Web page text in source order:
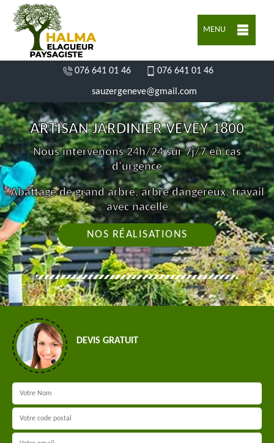
MENU
076 641 01 46 076 641 01 46
sauzergeneve@gmail.com
ARTISAN JARDINIER VEVEY 1800
Nous intervenons 24h/24 sur 7j/7 en cas
d'urgence
Abattage de grand arbre, arbre dangereux, travail
avec nacelle
NOS RÉALISATIONS
DEVIS GRATUIT